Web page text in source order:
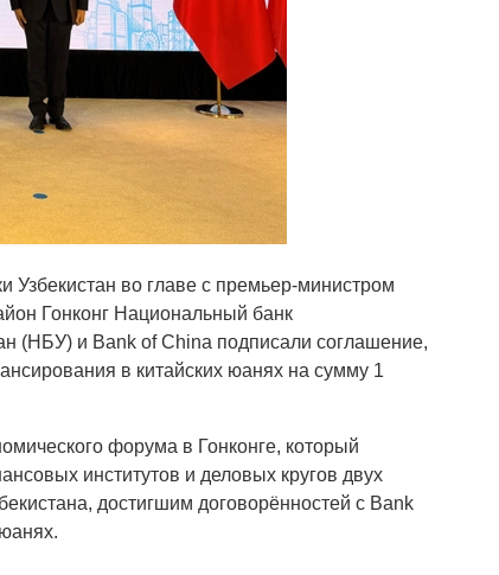
Узбекистан во главе с премьер-министром
Гонконг Национальный банк
(НБУ) и Bank of China подписали соглашение,
в китайских юанях на сумму 1
форума в Гонконге, который
институтов и деловых кругов двух
достигшим договорённостей с Bank